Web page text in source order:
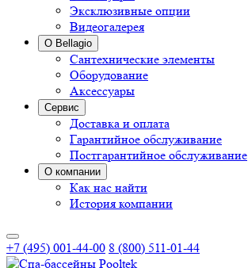
Эксклюзивные опции
Видеогалерея
О Bellagio
Сантехнические элементы
Оборудование
Аксессуары
Сервис
Доставка и оплата
Гарантийное обслуживание
Постгарантийное обслуживание
О компании
Как нас найти
История компании
+7 (495) 001-44-00 8 (800) 511-01-44